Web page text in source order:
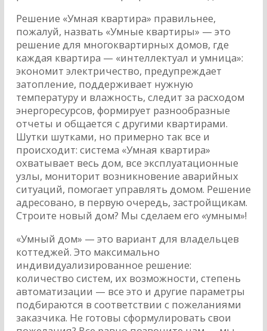
Решение «Умная квартира» правильнее,
пожалуй, назвать «Умные квартиры» — это
решение для многоквартирных домов, где
каждая квартира — «интеллектуал и умница»:
экономит электричество, предупреждает
затопление, поддерживает нужную
температуру и влажность, следит за расходом
энергоресурсов, формирует разнообразные
отчеты и общается с другими квартирами.
Шутки шутками, но примерно так все и
происходит: система «Умная квартира»
охватывает весь дом, все эксплуатационные
узлы, мониторит возникновение аварийных
ситуаций, помогает управлять домом. Решение
адресовано, в первую очередь, застройщикам.
Строите новый дом? Мы сделаем его «умным»!
«Умный дом» — это вариант для владельцев
коттеджей. Это максимально
индивидуализированное решение:
количество систем, их возможности, степень
автоматизации — все это и другие параметры
подбираются в соответствии с пожеланиями
заказчика. Не готовы сформулировать свои